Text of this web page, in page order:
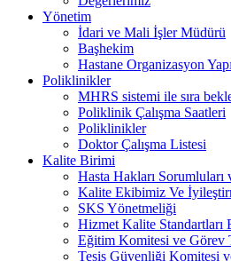
Yönetim
İdari ve Mali İşler Müdürü
Başhekim
Hastane Organizasyon
Poliklinikler
MHRS sistemi ile sıra
Poliklinik Çalışma Saatleri
Poliklinikler
Doktor Çalışma Listesi
Kalite Birimi
Hasta Hakları Sorumluları
Kalite Ekibimiz Ve
SKS Yönetmeliği
Hizmet Kalite Standartları
Eğitim Komitesi ve Görev
Tesis Güvenliği Komitesi